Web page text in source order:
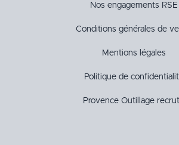
Nos engagements RSE
Conditions générales de
Mentions légales
Politique de
Provence Outillage